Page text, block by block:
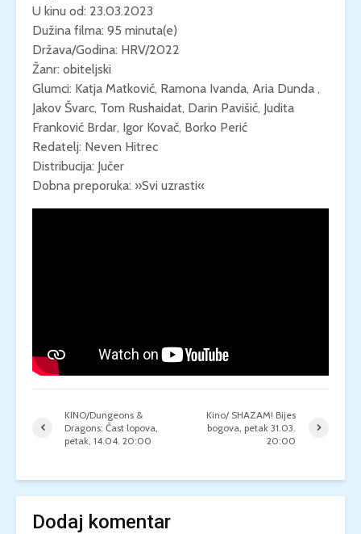
U kinu od: 23.03.2023
Dužina filma: 95 minuta(e)
Država/Godina: HRV/2022
Žanr: obiteljski
Glumci: Katja Matković, Ramona Ivanda, Aria Dunda ,
Jakov Švarc, Tom Rushaidat, Darin Pavišić, Judita
Franković Brdar, Igor Kovač, Borko Perić
Redatelj: Neven Hitrec
Distribucija: Jučer
Dobna preporuka: »Svi uzrasti«
KINO/Dungeons &
Dragons: Čast lopova,
petak, 14.04. 20:00
Kino/ SHAZAM! Bijes
bogova, petak 31.03.
20:00
Dodaj komentar